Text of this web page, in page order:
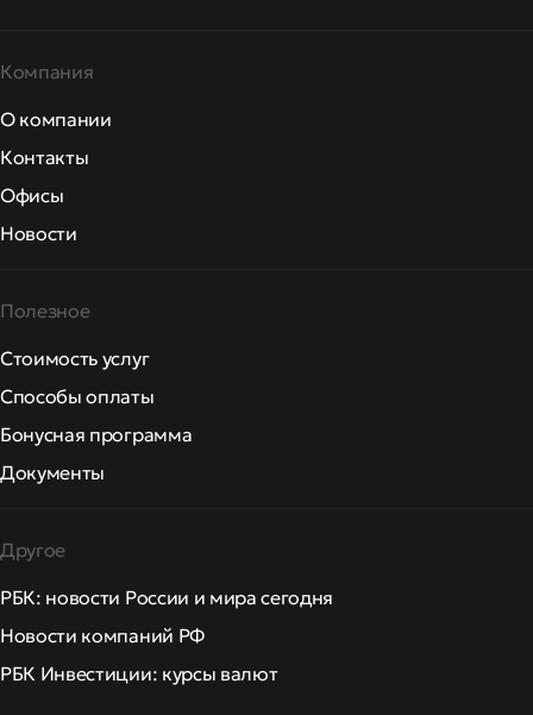
Компания
О компании
Контакты
Офисы
Новости
Полезное
Стоимость услуг
Способы оплаты
Бонусная программа
Документы
Другое
РБК: новости России и мира сегодня
Новости компаний РФ
РБК Инвестиции: курсы валют